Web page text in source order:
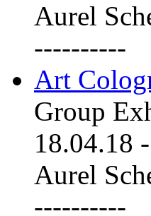
Aurel
----------
Art
Group
18.04.18 -
Aurel
----------